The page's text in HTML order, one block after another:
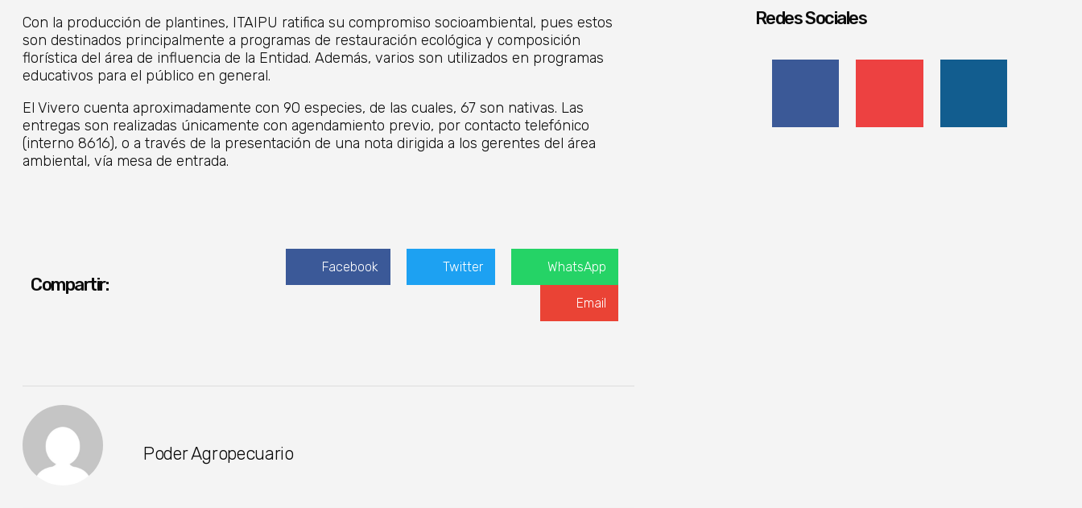
Con la producción de plantines, ITAIPU ratifica su compromiso socioambiental, pues estos
son destinados principalmente a programas de restauración ecológica y composición
florística del área de influencia de la Entidad. Además, varios son utilizados en programas
educativos para el público en general.
El Vivero cuenta aproximadamente con 90 especies, de las cuales, 67 son nativas. Las
entregas son realizadas únicamente con agendamiento previo, por contacto telefónico
(interno 8616), o a través de la presentación de una nota dirigida a los gerentes del área
ambiental, vía mesa de entrada.
Compartir:
Facebook Twitter WhatsApp
Email
Poder Agropecuario
Redes Sociales